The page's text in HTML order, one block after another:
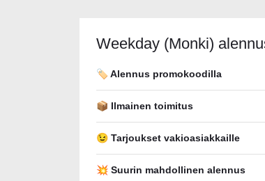
Weekday (Monki)
🏷️ Alennus promokoodilla
📦 Ilmainen toimitus
😉 Tarjoukset vakioasiakkaille
💥 Suurin mahdollinen alennus